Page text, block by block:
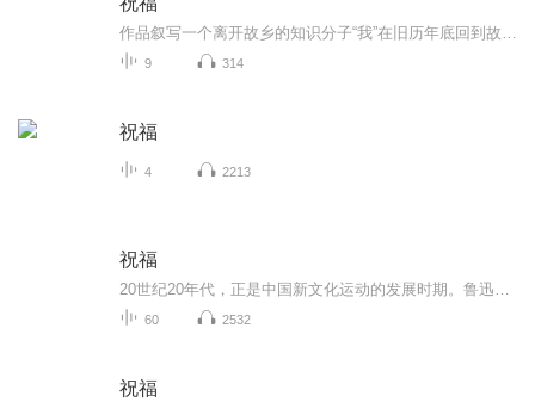
9 314
祝福
4 2213
祝福
60 2532
祝福